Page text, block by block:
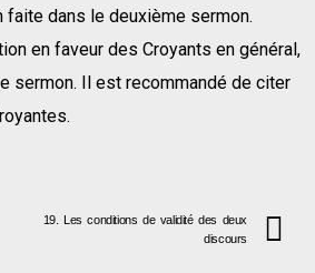
faite dans le deuxième sermon.
en faveur des Croyants en général,
sermon. Il est recommandé de citer
19. Les conditions de validité des deux
discours